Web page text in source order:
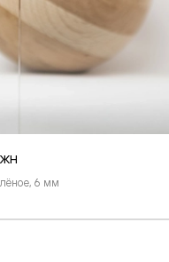
6 мм